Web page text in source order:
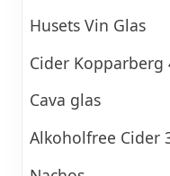
Husets Vin Glas
Cider Kopparberg
Cava glas
Alkoholfree Cider